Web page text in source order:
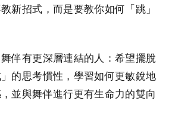
新招式，而是要教你如何「跳」
伴有更深層連結的人： 希望擺脫
」的思考慣性，學習如何更敏銳地
並與舞伴進行更有生命力的雙向